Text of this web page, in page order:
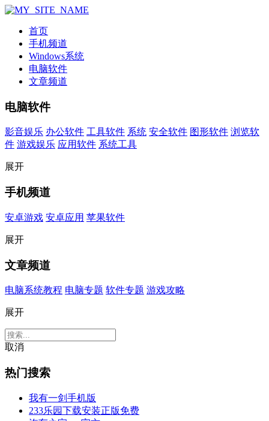
首页
手机频道
Windows系统
电脑软件
文章频道
电脑软件
影音娱乐 办公软件 工具软件 系统 安全软件 图形软件 浏览软
件 游戏娱乐 应用软件 系统工具
展开
手机频道
安卓游戏 安卓应用 苹果软件
展开
文章频道
电脑系统教程 电脑专题 软件专题 游戏攻略
展开
取消
热门搜索
我有一剑手机版
233乐园下载安装正版免费